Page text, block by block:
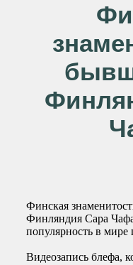
Финская
Финляндия Сара
популярность в мире
Видеозапись блефа,